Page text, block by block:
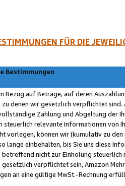
FÜR DIE
Bestimmungen
Bezug auf Beträge, auf deren
zu denen wir gesetzlich verpflichtet
Zahlung und Abgeltung der
steuerlich relevante Informationen von
vorlegen, können wir (kumulativ zu
lange einbehalten, bis Sie uns diese
betreffend nicht zur Einholung
gesetzlich verpflichtet sein, Amazon
an eine gültige MwSt.-Rechnung